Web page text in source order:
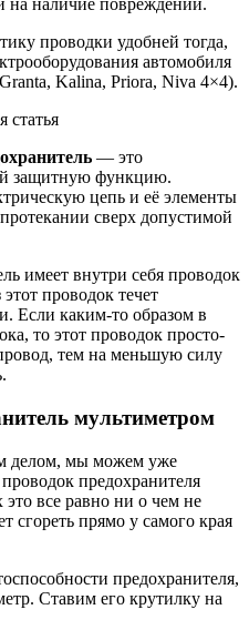
на наличие повреждений.
проводки удобней тогда,
автомобиля
Kalina, Priora, Niva 4×4).
статья
— это
защитную функцию.
цепь и её элементы
сверх допустимой
имеет внутри себя проводок
проводок течет
Если каким-то образом в
то этот проводок просто-
тем на меньшую силу
мультиметром
делом, мы можем уже
предохранителя
все равно ни о чем не
сгореть прямо у самого края
предохранителя,
Ставим его крутилку на